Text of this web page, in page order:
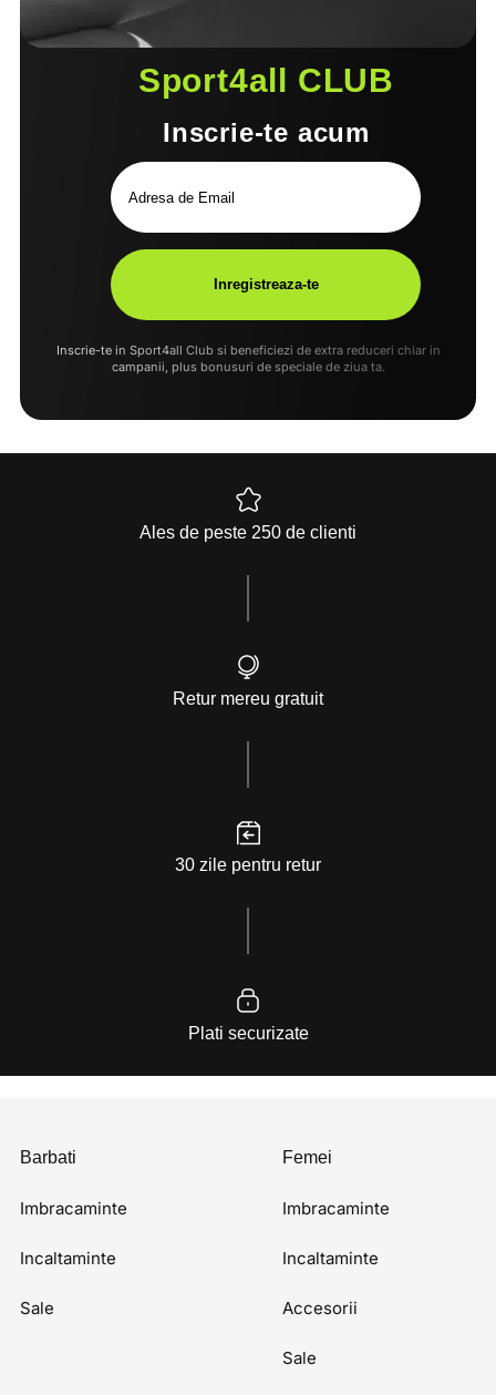
Sport4all CLUB
Inscrie-te acum
Inscrie-te in Sport4all Club si beneficiezi de extra reduceri chiar in
campanii, plus bonusuri de speciale de ziua ta.
Ales de peste 250 de clienti
Retur mereu gratuit
30 zile pentru retur
Plati securizate
Barbati
Imbracaminte
Incaltaminte
Sale
Femei
Imbracaminte
Incaltaminte
Accesorii
Sale